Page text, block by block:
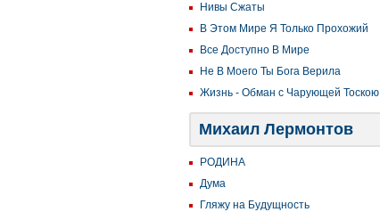
Нивы Сжаты
В Этом Мире Я Только Прохожий
Все Доступно В Мире
Не В Моего Ты Бога Верила
Жизнь - Обман с Чарующей Тоскою
Михаил Лермонтов
РОДИНА
Дума
Гляжу на Будущность